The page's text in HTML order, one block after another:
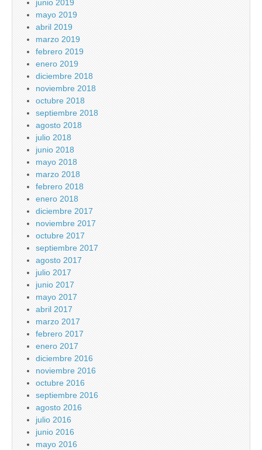
junio 2019
mayo 2019
abril 2019
marzo 2019
febrero 2019
enero 2019
diciembre 2018
noviembre 2018
octubre 2018
septiembre 2018
agosto 2018
julio 2018
junio 2018
mayo 2018
marzo 2018
febrero 2018
enero 2018
diciembre 2017
noviembre 2017
octubre 2017
septiembre 2017
agosto 2017
julio 2017
junio 2017
mayo 2017
abril 2017
marzo 2017
febrero 2017
enero 2017
diciembre 2016
noviembre 2016
octubre 2016
septiembre 2016
agosto 2016
julio 2016
junio 2016
mayo 2016